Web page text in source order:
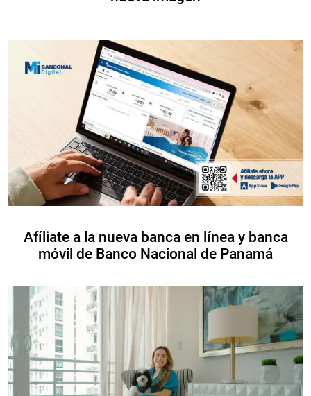
Afíliate a la nueva banca en línea y banca
móvil de Banco Nacional de Panamá